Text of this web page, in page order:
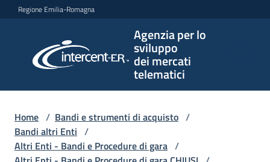
Vai al contenuto
Vai alla navigazione
Vai al footer
Regione Emilia-Romagna
Agenzia per lo
sviluppo
dei mercati
telematici
per lo
sviluppo
telematici
Home / Bandi e strumenti di acquisto /
Bandi altri Enti /
Altri Enti - Bandi e Procedure di gara /